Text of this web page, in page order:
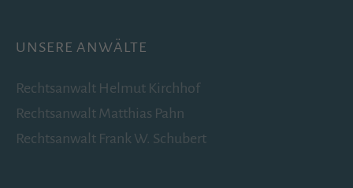
UNSERE ANWÄLTE
Rechtsanwalt Helmut Kirchhof
Rechtsanwalt Matthias Pahn
Rechtsanwalt Frank W. Schubert
Laufzeit: unbegrenzt
Datenschutzerklärung